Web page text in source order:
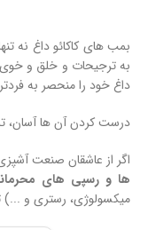
بمب های کاکائو داغ نه
به ترجیحات و خلق و خوی
داغ خود را منحصر به
درست کردن آن ها آسان،
اگر از عاشقان صنعت
ها و رسپی های
میکسولوژی، رستری و ...)